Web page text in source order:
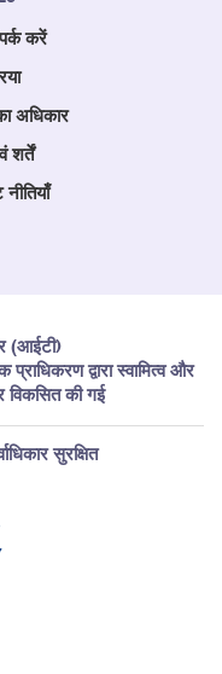
करें
अधिकार
शर्तें
(आईटी)
द्वारा स्वामित्व और
विकसित की गई
सुरक्षित